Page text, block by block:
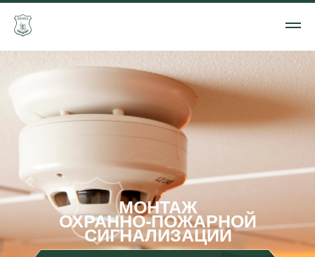
ОХРАННО-ПОЖАРНОЙ
СИГНАЛИЗАЦИИ
МОНТАЖ